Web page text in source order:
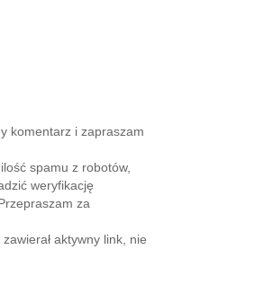
komentarz i zapraszam
spamu z robotów,
weryfikację
za
aktywny link, nie